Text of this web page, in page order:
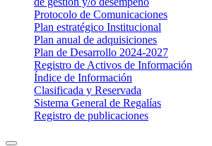
Protocolo de Comunicaciones
Plan estratégico Institucional
Plan anual de adquisiciones
Plan de Desarrollo 2024-2027
​Registro de Activos de Información​​
Índice de Información
Clasificada y Reservada
Sistema General de Regalías
Registro de publicaciones